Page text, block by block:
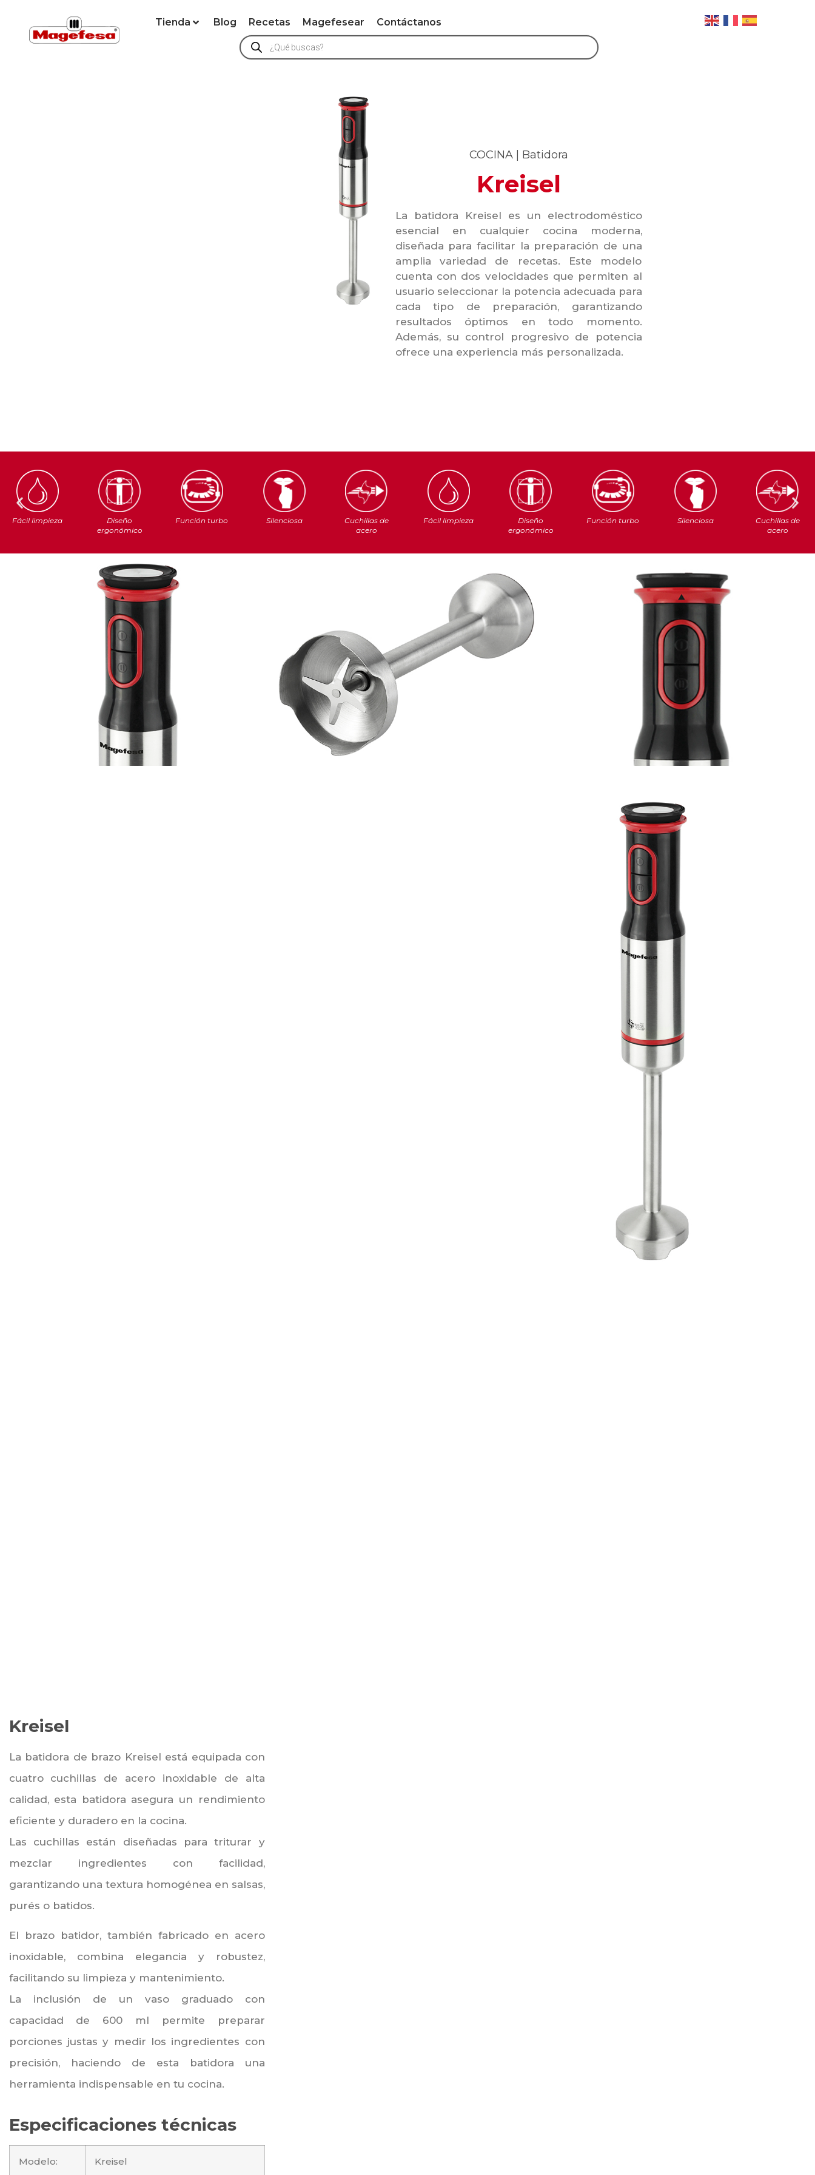
Tienda Blog Recetas Magefesear Contáctanos
COCINA | Batidora
Kreisel
La batidora Kreisel es un electrodoméstico
esencial en cualquier cocina moderna,
diseñada para facilitar la preparación de una
amplia variedad de recetas. Este modelo
cuenta con dos velocidades que permiten al
usuario seleccionar la potencia adecuada para
cada tipo de preparación, garantizando
resultados óptimos en todo momento.
Además, su control progresivo de potencia
ofrece una experiencia más personalizada.
Fácil limpieza
Diseño
ergonómico
Función turbo Silenciosa
Cuchillas de
acero
Fácil limpieza
Diseño
ergonómico
Función turbo Silenciosa
Cuchillas de
acero
Kreisel
La batidora de brazo Kreisel está equipada con
cuatro cuchillas de acero inoxidable de alta
calidad, esta batidora asegura un rendimiento
eficiente y duradero en la cocina.
Las cuchillas están diseñadas para triturar y
mezclar ingredientes con facilidad,
garantizando una textura homogénea en salsas,
purés o batidos.
El brazo batidor, también fabricado en acero
inoxidable, combina elegancia y robustez,
facilitando su limpieza y mantenimiento.
La inclusión de un vaso graduado con
capacidad de 600 ml permite preparar
porciones justas y medir los ingredientes con
precisión, haciendo de esta batidora una
herramienta indispensable en tu cocina.
Especificaciones técnicas
Modelo: Kreisel